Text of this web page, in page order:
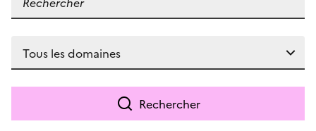
Rechercher